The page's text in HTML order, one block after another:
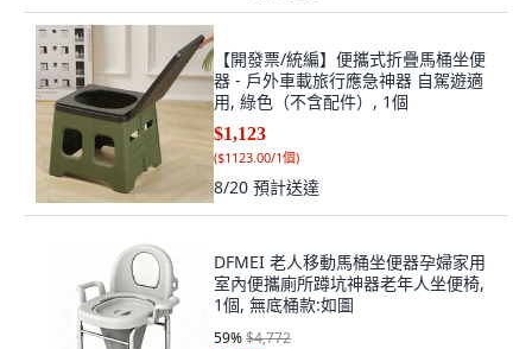
【開發票/統編】便攜式折疊馬桶坐便
器 - 戶外車載旅行應急神器 自駕遊適
用, 綠色（不含配件）, 1個
$1,123
($1123.00/1個)
8/20 預計送達
DFMEI 老人移動馬桶坐便器孕婦家用
室內便攜廁所蹲坑神器老年人坐便椅,
1個, 無底桶款:如圖
59%$4,772